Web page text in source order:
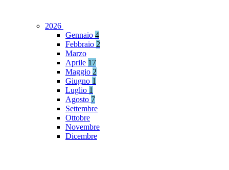
2026
Gennaio 4
Febbraio 2
Marzo
Aprile 17
Maggio 2
Giugno 1
Luglio 1
Agosto 7
Settembre
Ottobre
Novembre
Dicembre